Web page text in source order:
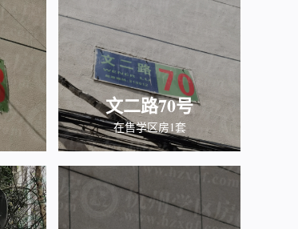
文二路70号
在售学区房1套